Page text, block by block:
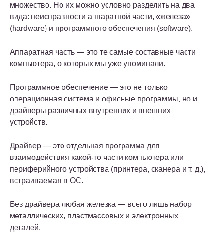
множество. Но их можно условно разделить на два
вида: неисправности аппаратной части, «железа»
(hardware) и программного обеспечения (software).
Аппаратная часть — это те самые составные части
компьютера, о которых мы уже упоминали.
Программное обеспечение — это не только
операционная система и офисные программы, но и
драйверы различных внутренних и внешних
устройств.
Драйвер — это отдельная программа для
взаимодействия какой-то части компьютера или
периферийного устройства (принтера, сканера и т. д.),
встраиваемая в ОС.
Без драйвера любая железка — всего лишь набор
металлических, пластмассовых и электронных
деталей.